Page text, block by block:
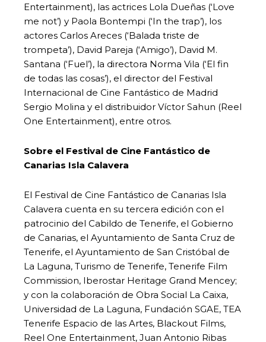
Entertainment), las actrices Lola Dueñas (‘Love
me not’) y Paola Bontempi (‘In the trap’), los
actores Carlos Areces (‘Balada triste de
trompeta’), David Pareja (‘Amigo’), David M.
Santana (‘Fuel’), la directora Norma Vila (‘El fin
de todas las cosas’), el director del Festival
Internacional de Cine Fantástico de Madrid
Sergio Molina y el distribuidor Víctor Sahun (Reel
One Entertainment), entre otros.
Sobre el Festival de Cine Fantástico de
Canarias Isla Calavera
El Festival de Cine Fantástico de Canarias Isla
Calavera cuenta en su tercera edición con el
patrocinio del Cabildo de Tenerife, el Gobierno
de Canarias, el Ayuntamiento de Santa Cruz de
Tenerife, el Ayuntamiento de San Cristóbal de
La Laguna, Turismo de Tenerife, Tenerife Film
Commission, Iberostar Heritage Grand Mencey;
y con la colaboración de Obra Social La Caixa,
Universidad de La Laguna, Fundación SGAE, TEA
Tenerife Espacio de las Artes, Blackout Films,
Reel One Entertainment, Juan Antonio Ribas